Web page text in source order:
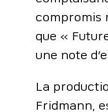
compromis
que «
une note
La
Fridmann,